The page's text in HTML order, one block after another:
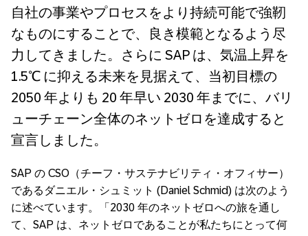
自社の事業やプロセスをより持続可能で強靭
なものにすることで、良き模範となるよう尽
力してきました。さらに SAP は、気温上昇を
1.5℃ に抑える未来を見据えて、当初目標の
2050 年よりも 20 年早い 2030 年までに、バリ
ューチェーン全体のネットゼロを達成すると
宣言しました。
SAP の CSO（チーフ・サステナビリティ・オフィサー）
であるダニエル・シュミット (Daniel Schmid) は次のよう
に述べています。「2030 年のネットゼロへの旅を通し
て、SAP は、ネットゼロであることが私たちにとって何